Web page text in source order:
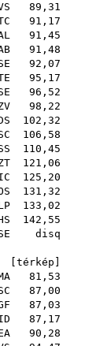
89,31
91,17
91,45
91,48
92,07
95,17
96,52
98,22
102,32
106,58
110,45
121,06
125,20
131,32
133,02
142,55
disq
[ térkép
81,53
87,00
87,03
87,17
90,28